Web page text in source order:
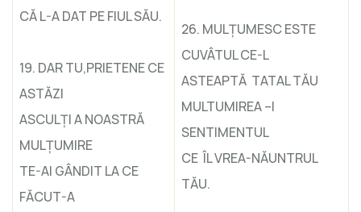
CĂ L-A DAT PE FIUL SĂU.
19. DAR TU,PRIETENE CE
ASTĂZI
ASCULŢI A NOASTRĂ
MULŢUMIRE
TE-AI GÂNDIT LA CE
FĂCUT-A
26. MULŢUMESC ESTE
CUVÂTUL CE-L
ASTEAPTĂ TATAL TĂU
MULTUMIREA –I
SENTIMENTUL
CE ÎL VREA-NĂUNTRUL
TĂU.